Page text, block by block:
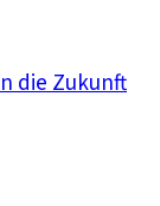
die Zukunft